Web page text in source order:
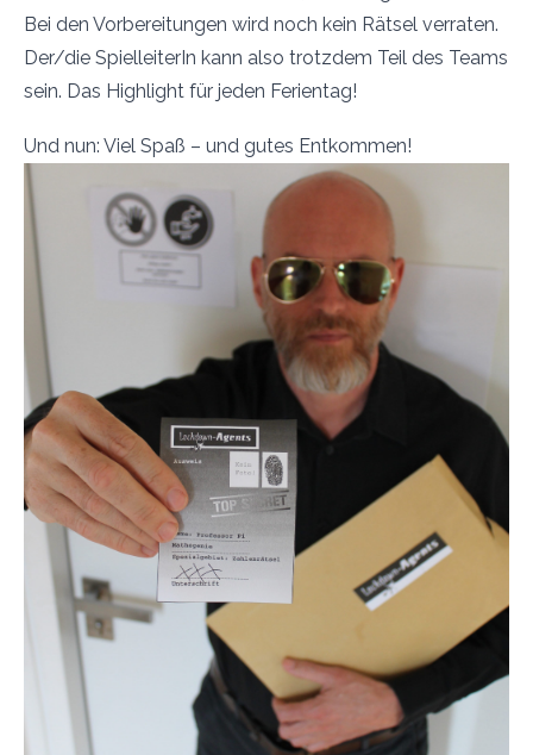
Bei den Vorbereitungen wird noch kein Rätsel verraten.
Der/die SpielleiterIn kann also trotzdem Teil des Teams
sein. Das Highlight für jeden Ferientag!
Und nun: Viel Spaß – und gutes Entkommen!